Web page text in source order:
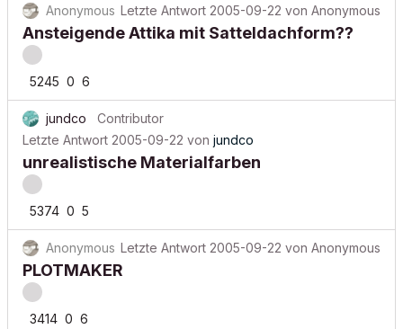
Anonymous Letzte Antwort 2005-09-22 von Anonymous
Ansteigende Attika mit Satteldachform??
5245 0 6
jundco
Contributor
Letzte Antwort 2005-09-22 von jundco
unrealistische Materialfarben
5374 0 5
Anonymous Letzte Antwort 2005-09-22 von Anonymous
PLOTMAKER
3414 0 6